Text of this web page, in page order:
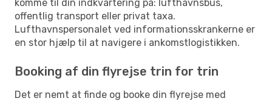
komme til din indkvartering på: lufthavnsbus,
offentlig transport eller privat taxa.
Lufthavnspersonalet ved informationsskrankerne er
en stor hjælp til at navigere i ankomstlogistikken.
Booking af din flyrejse trin for trin
Det er nemt at finde og booke din flyrejse med